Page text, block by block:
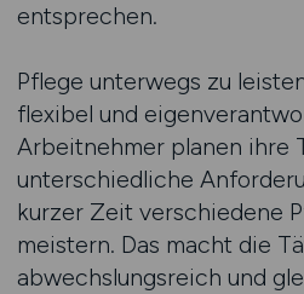
entsprechen.
Pflege unterwegs zu
flexibel und
Arbeitnehmer planen ihre
unterschiedliche
kurzer Zeit verschiedene
meistern. Das macht die
abwechslungsreich und